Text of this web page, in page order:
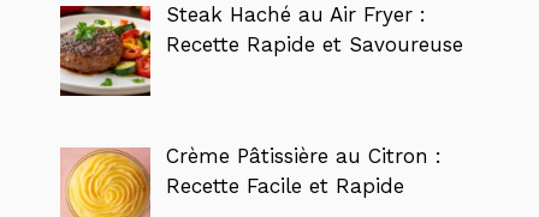
Steak Haché au Air Fryer :
Recette Rapide et Savoureuse
Crème Pâtissière au Citron :
Recette Facile et Rapide